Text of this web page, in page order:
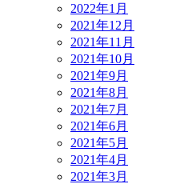
2022年1月
2021年12月
2021年11月
2021年10月
2021年9月
2021年8月
2021年7月
2021年6月
2021年5月
2021年4月
2021年3月